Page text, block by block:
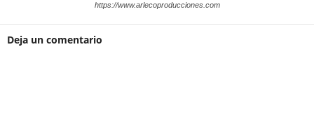
https://www.arlecoproducciones.com
Deja un comentario